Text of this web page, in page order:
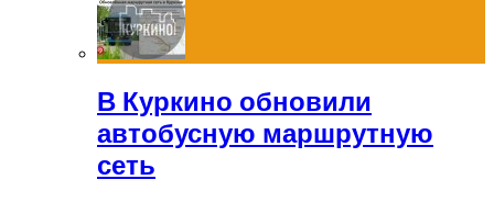
В Куркино обновили
автобусную маршрутную
сеть